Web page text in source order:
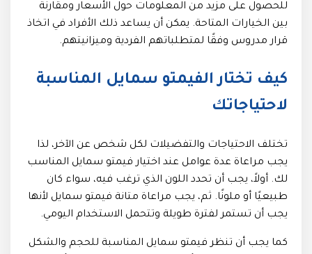
للحصول على مزيد من المعلومات حول الأسعار ومقارنة
بين الخيارات المتاحة. يمكن أن يساعد ذلك الأفراد في اتخاذ
قرار مدروس وفقًا لمتطلباتهم الفردية وميزانيتهم.
كيف تختار الفيمتو سمايل المناسبة
لاحتياجاتك
تختلف الاحتياجات والتفضيلات لكل شخص عن الآخر، لذا
يجب مراعاة عدة عوامل عند اختيار فيمتو سمايل المناسب
لك. أولاً، يجب أن تحدد اللون الذي ترغب فيه، سواء كان
طبيعيًا أو ملونًا. ثم، يجب مراعاة متانة فيمتو سمايل لأنها
يجب أن تستمر لفترة طويلة وتتحمل الاستخدام اليومي.
كما يجب أن تنظر فيمتو سمايل المناسبة للحجم والشكل